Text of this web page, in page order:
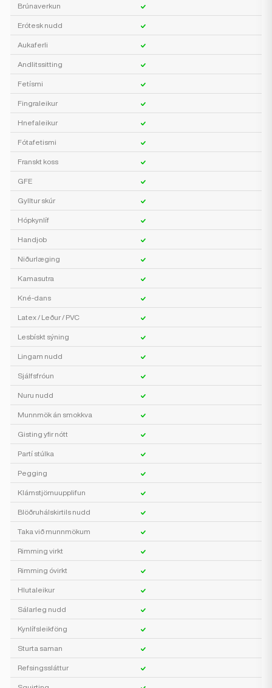
Brúnaverkun
Erótesk nudd
Aukaferli
Andlitssitting
Fetísmi
Fingraleikur
Hnefaleikur
Fótafetismi
Franskt koss
GFE
Gylltur skúr
Hópkynlíf
Handjob
Niðurlæging
Kamasutra
Kné-dans
Latex / Leður / PVC
Lesbískt sýning
Lingam nudd
Sjálfsfróun
Nuru nudd
Munnmök án smokkva
Gisting yfir nótt
Partí stúlka
Pegging
Klámstjörnuupplifun
Blöðruhálskirtils nudd
Taka við munnmökum
Rimming virkt
Rimming óvirkt
Hlutaleikur
Sálarleg nudd
Kynlífsleikföng
Sturta saman
Refsingssláttur